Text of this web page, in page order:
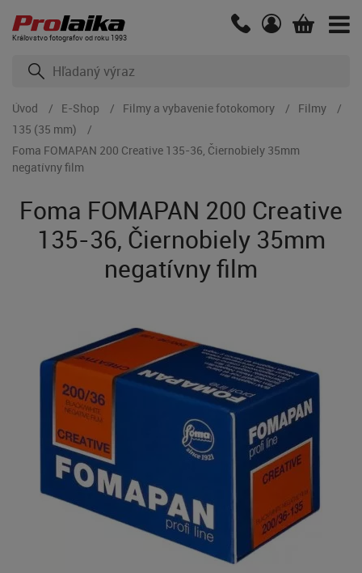
Kráľovstvo fotografov od roku 1993
Úvod E-Shop Filmy a vybavenie fotokomory
Filmy
135 (35 mm)
Foma FOMAPAN 200 Creative 135-36, Čiernobiely 35mm
negatívny film
Foma FOMAPAN 200 Creative
135-36, Čiernobiely 35mm
negatívny film